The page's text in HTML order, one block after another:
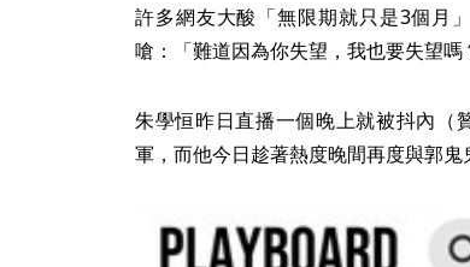
許多網友大酸「無限期就只是3個月
嗆：「難道因為你失望，我也要失望嗎
朱學恒昨日直播一個晚上就被抖內（
軍，而他今日趁著熱度晚間再度與郭鬼